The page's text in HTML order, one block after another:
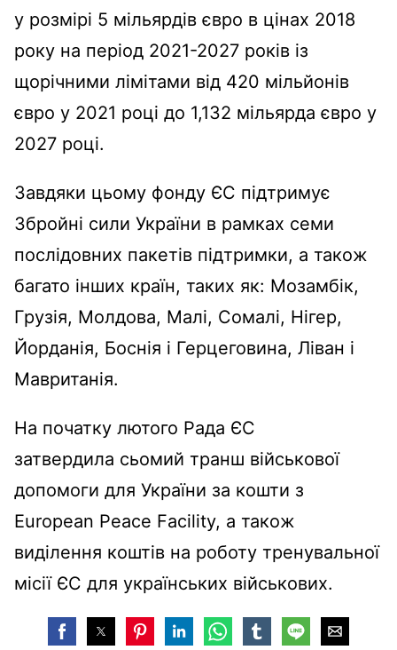
у розмірі 5 мільярдів євро в цінах 2018
року на період 2021-2027 років із
щорічними лімітами від 420 мільйонів
євро у 2021 році до 1,132 мільярда євро у
2027 році.
Завдяки цьому фонду ЄС підтримує
Збройні сили України в рамках семи
послідовних пакетів підтримки, а також
багато інших країн, таких як: Мозамбік,
Грузія, Молдова, Малі, Сомалі, Нігер,
Йорданія, Боснія і Герцеговина, Ліван і
Мавританія.
На початку лютого Рада ЄС
затвердила сьомий транш військової
допомоги для України за кошти з
European Peace Facility, а також
виділення коштів на роботу тренувальної
місії ЄС для українських військових.